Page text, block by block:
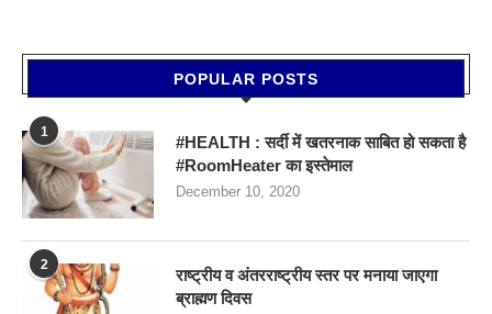
POPULAR POSTS
1
#HEALTH : सर्दी में खतरनाक साबित हो सकता है
#RoomHeater का इस्तेमाल
December 10, 2020
2
राष्ट्रीय व अंतरराष्ट्रीय स्तर पर मनाया जाएगा
ब्राह्मण दिवस